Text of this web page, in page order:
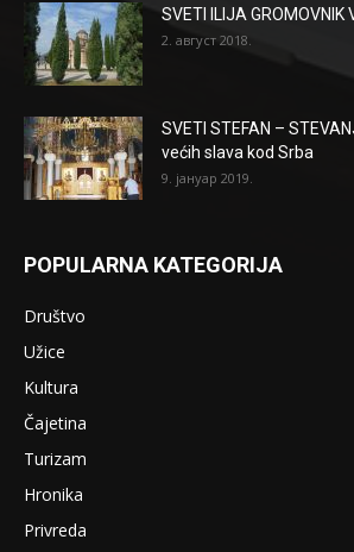
SVETI ILIJA
2. август 2018.
SVETI STEFAN –
većih slava kod Srba
9. јануар 2019.
POPULARNA KATEGORIJA
Društvo
Užice
Kultura
Čajetina
Turizam
Hronika
Privreda